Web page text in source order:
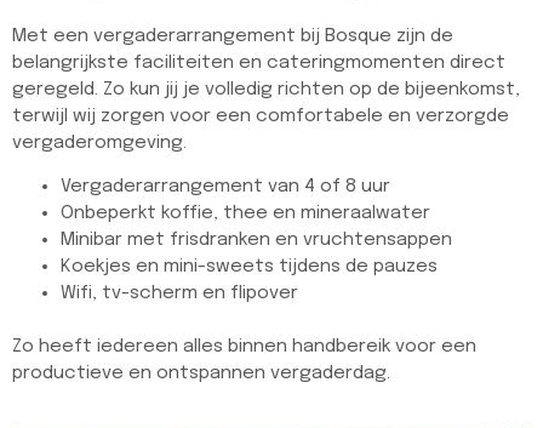
Met een vergaderarrangement bij Bosque zijn de
belangrijkste faciliteiten en cateringmomenten direct
geregeld. Zo kun jij je volledig richten op de bijeenkomst,
terwijl wij zorgen voor een comfortabele en verzorgde
vergaderomgeving.
Vergaderarrangement van 4 of 8 uur
Onbeperkt koffie, thee en mineraalwater
Minibar met frisdranken en vruchtensappen
Koekjes en mini-sweets tijdens de pauzes
Wifi, tv-scherm en flipover
Zo heeft iedereen alles binnen handbereik voor een
productieve en ontspannen vergaderdag.